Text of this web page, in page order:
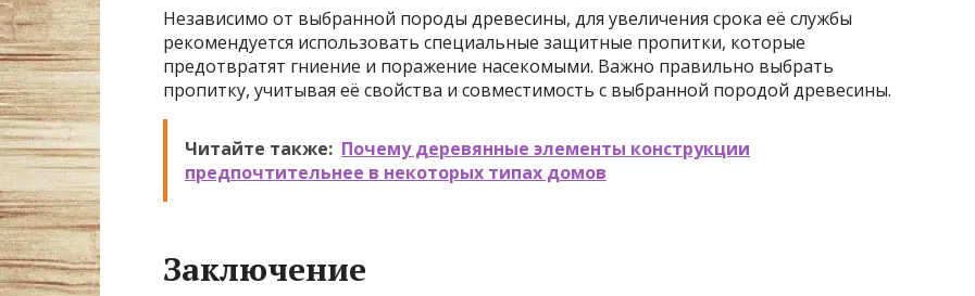
Независимо от выбранной породы древесины, для увеличения срока её службы
рекомендуется использовать специальные защитные пропитки, которые
предотвратят гниение и поражение насекомыми. Важно правильно выбрать
пропитку, учитывая её свойства и совместимость с выбранной породой древесины.
Читайте также: Почему деревянные элементы конструкции
предпочтительнее в некоторых типах домов
Заключение